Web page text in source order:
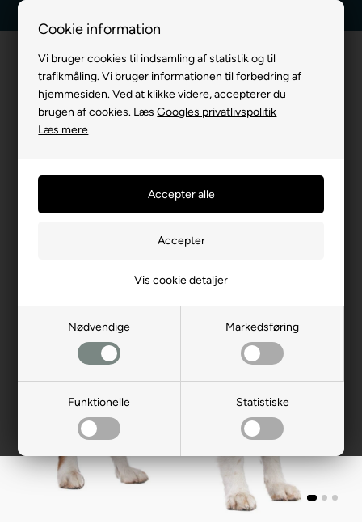
Cookie information
Vi bruger cookies til indsamling af statistik og til
trafikmåling. Vi bruger informationen til forbedring af
hjemmesiden. Ved at klikke videre, accepterer du
brugen af cookies. LæsGoogles privatlivspolitik
Læs mere
Nødvendige Markedsføring
Funktionelle Statistiske
Vis cookie detaljer